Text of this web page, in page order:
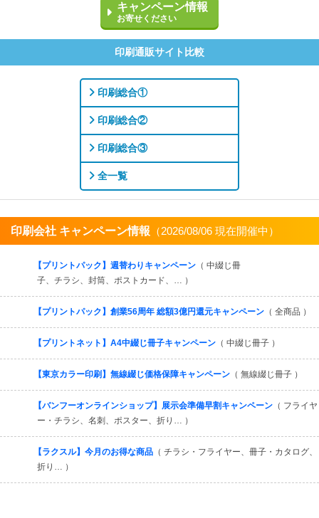
キャンペーン情報
お寄せください
印刷通販サイト比較
印刷総合①
印刷総合②
印刷総合③
全一覧
印刷会社 キャンペーン情報 （2026/08/06 現在開催中）
【プリントパック】週替わりキャンペーン （ 中綴じ冊
子、チラシ、封筒、ポストカード、… ）
【プリントパック】創業56周年 総額3億円還元キャンペーン （ 全商品 ）
【プリントネット】A4中綴じ冊子キャンペーン （ 中綴じ冊子 ）
【東京カラー印刷】無線綴じ価格保障キャンペーン （ 無線綴じ冊子 ）
【バンフーオンラインショップ】展示会準備早割キャンペーン （ フライヤ
ー・チラシ、名刺、ポスター、折り… ）
【ラクスル】今月のお得な商品 （ チラシ・フライヤー、冊子・カタログ、
折り… ）